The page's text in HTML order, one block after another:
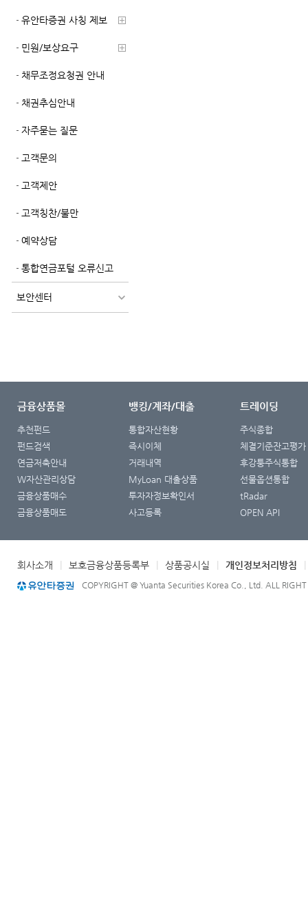
유안타증권 사칭 제보
민원/보상요구
채무조정요청권 안내
채권추심안내
자주묻는 질문
고객문의
고객제안
고객칭찬/불만
예약상담
통합연금포털 오류신고
보안센터
금융상품몰
추천펀드
펀드검색
연금저축안내
W자산관리상담
금융상품매수
금융상품매도
뱅킹/계좌/대출
통합자산현황
즉시이체
거래내역
MyLoan 대출상품
투자자정보확인서
사고등록
트레이딩
주식종합
체결기준잔고평가
후강퉁주식통합
선물옵션통합
tRadar
OPEN API
회사소개 보호금융상품등록부 상품공시실 개인정보처리방침
COPYRIGHT @ Yuanta Securities Korea Co., Ltd. ALL RIGHT